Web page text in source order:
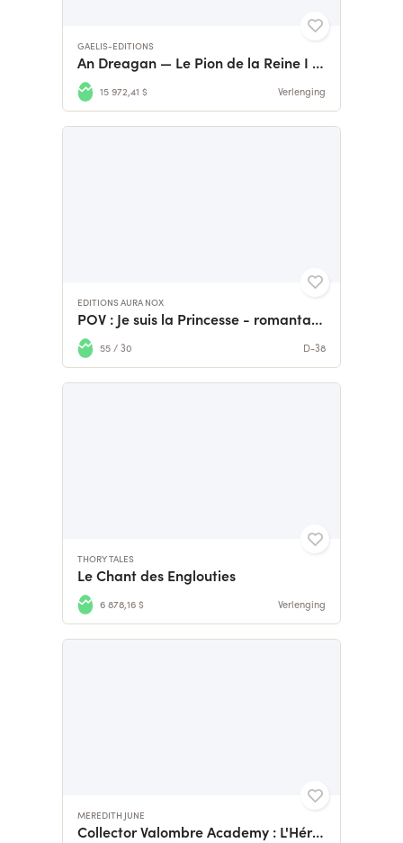
GAELIS-EDITIONS
An Dreagan — Le Pion de la Reine I Edition Collector
15 972,41 $ Verlenging
EDITIONS AURA NOX
POV : Je suis la Princesse - romantasy en édition collector
55 / 30 D-38
THORY TALES
Le Chant des Englouties
6 878,16 $ Verlenging
MEREDITH JUNE
Collector Valombre Academy : L'Héritage de Valombre